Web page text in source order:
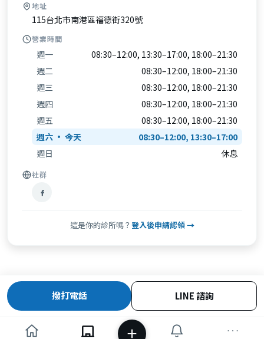
地址
115台北市南港區福德街320號
營業時間
週一
08:30–12:00, 13:30–17:00, 18:00–21:30
週二
08:30–12:00, 18:00–21:30
週三
08:30–12:00, 18:00–21:30
週四
08:30–12:00, 18:00–21:30
週五
08:30–12:00, 18:00–21:30
週六
08:30–12:00, 13:30–17:00
週日
休息
社群
這是你的診所嗎？ 登入後申請認領 →
撥打電話 LINE 諮詢